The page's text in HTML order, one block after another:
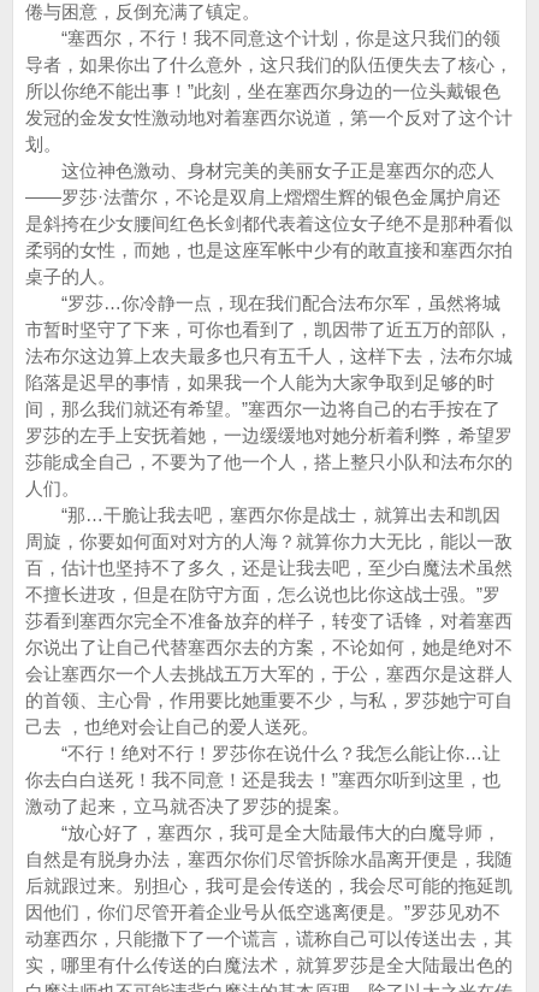
倦与困意，反倒充满了镇定。
“塞西尔，不行！我不同意这个计划，你是这只我们的领
导者，如果你出了什么意外，这只我们的队伍便失去了核心，
所以你绝不能出事！”此刻，坐在塞西尔身边的一位头戴银色
发冠的金发女性激动地对着塞西尔说道，第一个反对了这个计
划。
这位神色激动、身材完美的美丽女子正是塞西尔的恋人
——罗莎·法蕾尔，不论是双肩上熠熠生辉的银色金属护肩还
是斜挎在少女腰间红色长剑都代表着这位女子绝不是那种看似
柔弱的女性，而她，也是这座军帐中少有的敢直接和塞西尔拍
桌子的人。
“罗莎…你冷静一点，现在我们配合法布尔军，虽然将城
市暂时坚守了下来，可你也看到了，凯因带了近五万的部队，
法布尔这边算上农夫最多也只有五千人，这样下去，法布尔城
陷落是迟早的事情，如果我一个人能为大家争取到足够的时
间，那么我们就还有希望。”塞西尔一边将自己的右手按在了
罗莎的左手上安抚着她，一边缓缓地对她分析着利弊，希望罗
莎能成全自己，不要为了他一个人，搭上整只小队和法布尔的
人们。
“那…干脆让我去吧，塞西尔你是战士，就算出去和凯因
周旋，你要如何面对对方的人海？就算你力大无比，能以一敌
百，估计也坚持不了多久，还是让我去吧，至少白魔法术虽然
不擅长进攻，但是在防守方面，怎么说也比你这战士强。”罗
莎看到塞西尔完全不准备放弃的样子，转变了话锋，对着塞西
尔说出了让自己代替塞西尔去的方案，不论如何，她是绝对不
会让塞西尔一个人去挑战五万大军的，于公，塞西尔是这群人
的首领、主心骨，作用要比她重要不少，与私，罗莎她宁可自
己去 ，也绝对会让自己的爱人送死。
“不行！绝对不行！罗莎你在说什么？我怎么能让你…让
你去白白送死！我不同意！还是我去！”塞西尔听到这里，也
激动了起来，立马就否决了罗莎的提案。
“放心好了，塞西尔，我可是全大陆最伟大的白魔导师，
自然是有脱身办法，塞西尔你们尽管拆除水晶离开便是，我随
后就跟过来。别担心，我可是会传送的，我会尽可能的拖延凯
因他们，你们尽管开着企业号从低空逃离便是。”罗莎见劝不
动塞西尔，只能撒下了一个谎言，谎称自己可以传送出去，其
实，哪里有什么传送的白魔法术，就算罗莎是全大陆最出色的